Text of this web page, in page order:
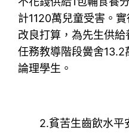
計1120萬兒童受害。
改良打算，為先生供
任務教導階段黌舍
論理學生。
2.貧苦生齒飲水平